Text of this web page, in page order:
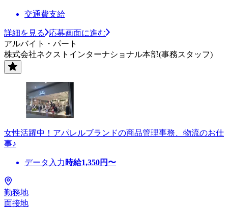
交通費支給
詳細を見る
応募画面に進む
アルバイト・パート
株式会社ネクストインターナショナル本部(事務スタッフ)
女性活躍中！アパレルブランドの商品管理事務、物流のお仕
事♪
データ入力 時給1,350円〜
勤務地
面接地